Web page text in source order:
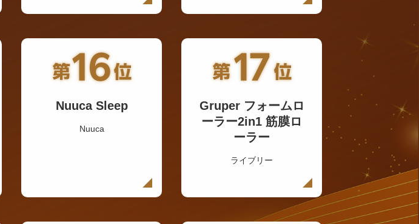
Nuuca Sleep
Nuuca
Gruper フォームロ
ーラー2in1 筋膜ロ
ーラー
ライブリー